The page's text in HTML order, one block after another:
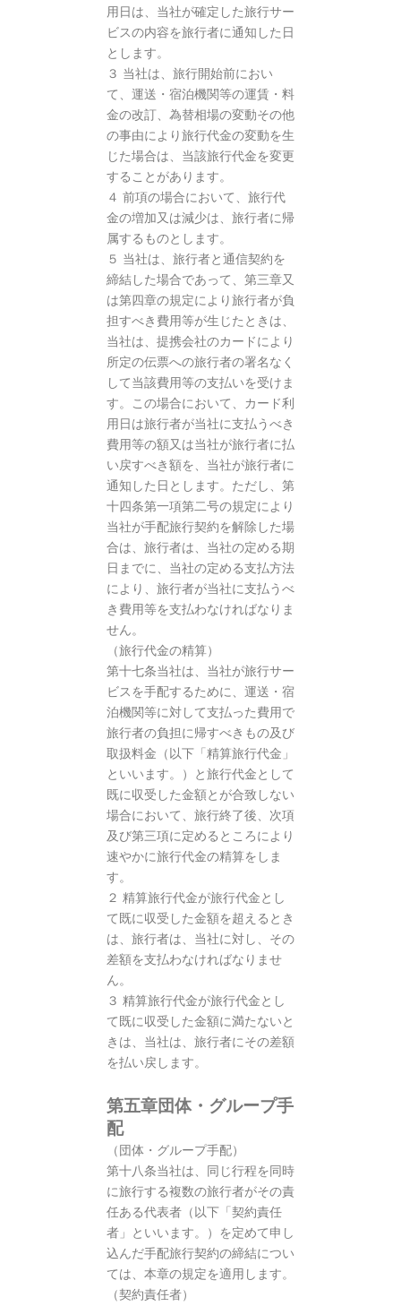
用日は、当社が確定した旅行サー
ビスの内容を旅行者に通知した日
とします。
３ 当社は、旅行開始前におい
て、運送・宿泊機関等の運賃・料
金の改訂、為替相場の変動その他
の事由により旅行代金の変動を生
じた場合は、当該旅行代金を変更
することがあります。
４ 前項の場合において、旅行代
金の増加又は減少は、旅行者に帰
属するものとします。
５ 当社は、旅行者と通信契約を
締結した場合であって、第三章又
は第四章の規定により旅行者が負
担すべき費用等が生じたときは、
当社は、提携会社のカードにより
所定の伝票への旅行者の署名なく
して当該費用等の支払いを受けま
す。この場合において、カード利
用日は旅行者が当社に支払うべき
費用等の額又は当社が旅行者に払
い戻すべき額を、当社が旅行者に
通知した日とします。ただし、第
十四条第一項第二号の規定により
当社が手配旅行契約を解除した場
合は、旅行者は、当社の定める期
日までに、当社の定める支払方法
により、旅行者が当社に支払うべ
き費用等を支払わなければなりま
せん。
（旅行代金の精算）
第十七条当社は、当社が旅行サー
ビスを手配するために、運送・宿
泊機関等に対して支払った費用で
旅行者の負担に帰すべきもの及び
取扱料金（以下「精算旅行代金」
といいます。）と旅行代金として
既に収受した金額とが合致しない
場合において、旅行終了後、次項
及び第三項に定めるところにより
速やかに旅行代金の精算をしま
す。
２ 精算旅行代金が旅行代金とし
て既に収受した金額を超えるとき
は、旅行者は、当社に対し、その
差額を支払わなければなりませ
ん。
３ 精算旅行代金が旅行代金とし
て既に収受した金額に満たないと
きは、当社は、旅行者にその差額
を払い戻します。
第五章団体・グループ手
配
（団体・グループ手配）
第十八条当社は、同じ行程を同時
に旅行する複数の旅行者がその責
任ある代表者（以下「契約責任
者」といいます。）を定めて申し
込んだ手配旅行契約の締結につい
ては、本章の規定を適用します。
（契約責任者）